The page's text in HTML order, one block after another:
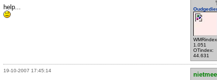
1.051
OTindex:
44.631
help...
19-10-2007 17:45:14